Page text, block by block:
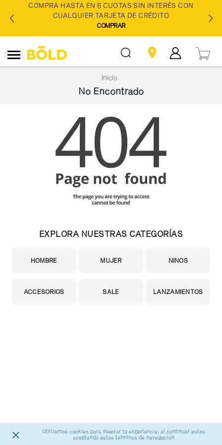
COMPRA HASTA EN 6 CUOTAS SIN INTERÉS CON
CUALQUIER TARJETA DE CRÉDITO
COMPRAR
Utilizamos cookies para mejorar tu experiencia, al continuar estas
aceptando estos términos de navegación
Inicio
No Encontrado
EXPLORA NUESTRAS CATEGORÍAS
HOMBRE MUJER NIÑOS
ACCESORIOS SALE LANZAMIENTOS